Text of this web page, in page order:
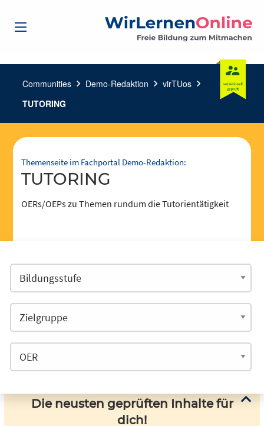
Communities chevron_right Demo-Redaktion chevron_right virTUos chevron_right
TUTORING
Themenseite im Fachportal Demo-Redaktion:
TUTORING
OERs/OEPs zu Themen rundum die Tutorientätigkeit
Die neusten geprüften Inhalte für
dich!